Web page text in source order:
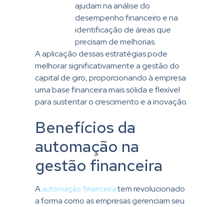
ajudam na análise do
desempenho financeiro e na
identificação de áreas que
precisam de melhorias.
A aplicação dessas estratégias pode
melhorar significativamente a gestão do
capital de giro, proporcionando à empresa
uma base financeira mais sólida e flexível
para sustentar o crescimento e a inovação.
Benefícios da
automação na
gestão financeira
Aautomação financeiratem revolucionado
a forma como as empresas gerenciam seu